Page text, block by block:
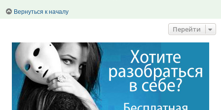
Вернуться к началу
Перейти